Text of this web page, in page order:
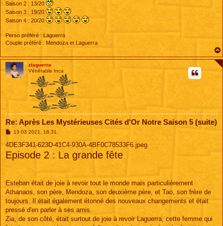
Saison 2 : 13/20
Saison 3 : 19/20
Saison 4 : 20/20
Perso préféré : Laguerra
Couple préféré : Mendoza et Laguerra
ziaguerra
Vénérable Inca
Re: Après Les Mystérieuses Cités d'Or Notre Saison 5 (suite)
M
s
a
g
13 03 2021, 18:31
4DE3F341-623D-41C4-930A-4BF0C78533F6.jpeg
Episode 2 : La grande fête
Esteban était de joie à revoir tout le monde mais particulièrement
Athanaos, son père, Mendoza, son deuxième père, et Tao, son frère de
toujours. Il était également étonné des nouveaux changements et était
pressé d'en parler à ses amis.
Zia, de son côté, était surtout de joie à revoir Laguerra, cette femme qui